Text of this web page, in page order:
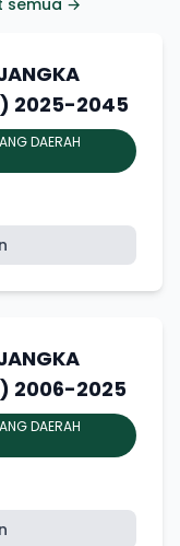
2025-2045
DAERAH
2006-2025
DAERAH